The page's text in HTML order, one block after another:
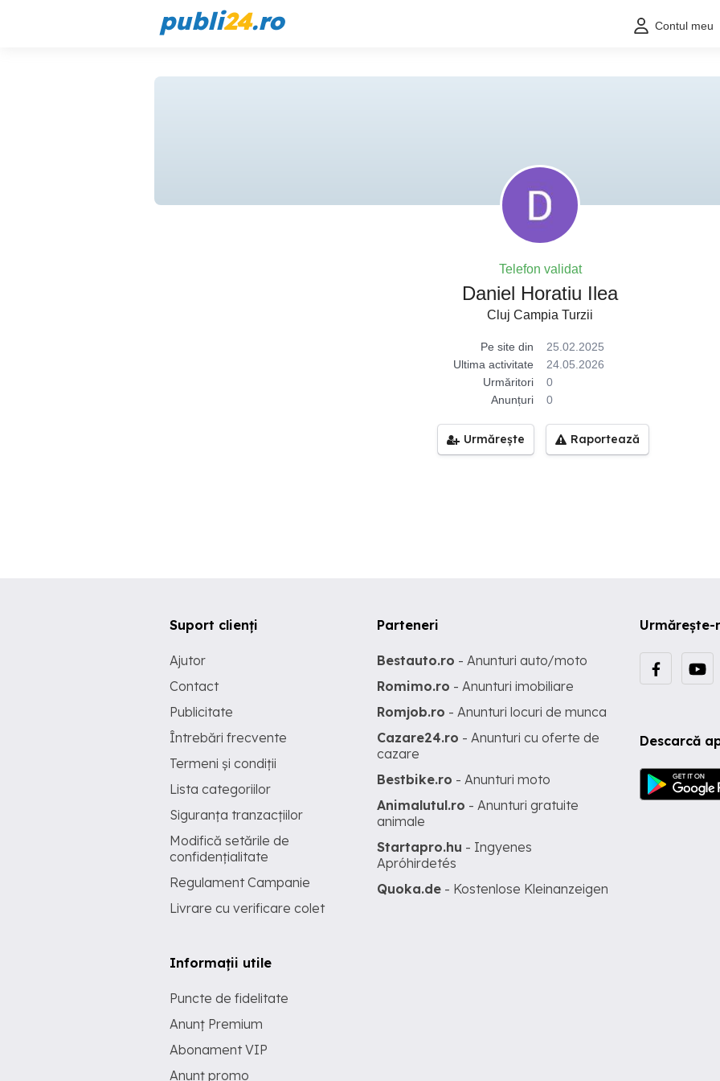
publi24.ro Contul meu
Telefon validat
Daniel Horatiu Ilea
Cluj Campia Turzii
Pe site din
25.02.2025
Ultima activitate
24.05.2026
Urmăritori
0
Anunțuri
0
Urmărește Raportează
Urmărește-
Descarcă
Suport clienți
Ajutor
Contact
Publicitate
Întrebări frecvente
Termeni și condiții
Lista categoriilor
Siguranța tranzacțiilor
Modifică setările de
confidențialitate
Regulament Campanie
Livrare cu verificare colet
Informații utile
Puncte de fidelitate
Anunț Premium
Abonament VIP
Anunț promo
Parteneri
Bestauto.ro - Anunturi auto/moto
Romimo.ro - Anunturi imobiliare
Romjob.ro - Anunturi locuri de munca
Cazare24.ro - Anunturi cu oferte de
cazare
Bestbike.ro - Anunturi moto
Animalutul.ro - Anunturi gratuite
animale
Startapro.hu - Ingyenes
Apróhirdetés
Quoka.de - Kostenlose Kleinanzeigen